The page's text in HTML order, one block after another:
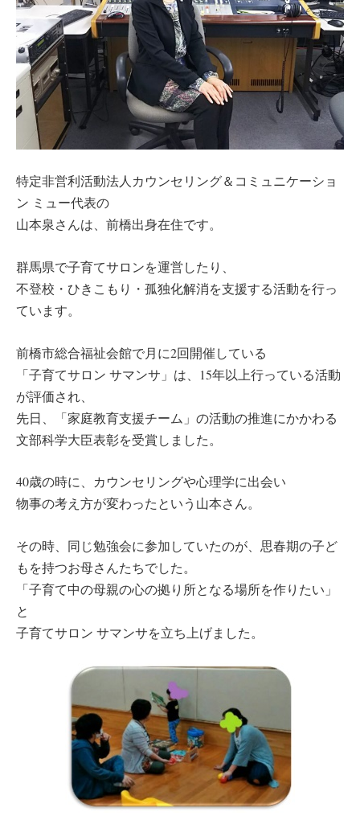
特定非営利活動法人カウンセリング＆コミュニケーショ
ン ミュー代表の
山本泉さんは、前橋出身在住です。
群馬県で子育てサロンを運営したり、
不登校・ひきこもり・孤独化解消を支援する活動を行っ
ています。
前橋市総合福祉会館で月に2回開催している
「子育てサロン サマンサ」は、15年以上行っている活動
が評価され、
先日、「家庭教育支援チーム」の活動の推進にかかわる
文部科学大臣表彰を受賞しました。
40歳の時に、カウンセリングや心理学に出会い
物事の考え方が変わったという山本さん。
その時、同じ勉強会に参加していたのが、思春期の子ど
もを持つお母さんたちでした。
「子育て中の母親の心の拠り所となる場所を作りたい」
と
子育てサロン サマンサを立ち上げました。